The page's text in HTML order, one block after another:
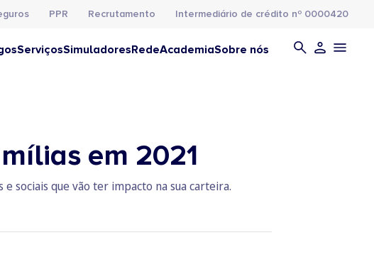
PPR Recrutamento Intermediário de crédito nº 0000420
ServiçosSimuladoresRedeAcademiaSobre nós
em 2021
sociais que vão ter impacto na sua carteira.